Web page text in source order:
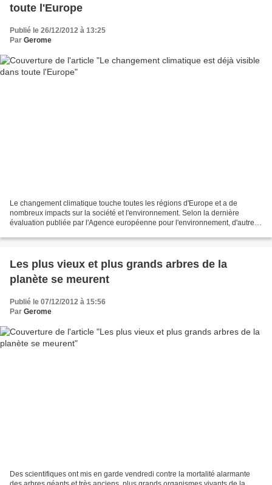
toute l'Europe
Publié le 26/12/2012 à 13:25
Par Gerome
Le changement climatique touche toutes les régions d'Europe et a de
nombreux impacts sur la société et l'environnement. Selon la dernière
évaluation publiée par l'Agence européenne pour l'environnement, d'autres
Les plus vieux et plus grands arbres de la
planète se meurent
Publié le 07/12/2012 à 15:56
Par Gerome
Des scientifiques ont mis en garde vendredi contre la mortalité alarmante